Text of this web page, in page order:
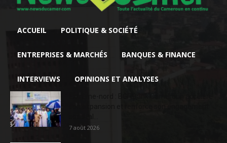
ACCUEIL POLITIQUE & SOCIÉTÉ
ENTREPRISES & MARCHÉS BANQUES & FINANCE
INTERVIEWS OPINIONS ET ANALYSES
7 août 2026